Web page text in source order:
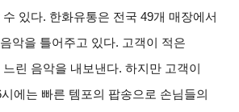
있다. 한화유통은 전국 49개 매장에서
악을 틀어주고 있다. 고객이 적은
린 음악을 내보낸다. 하지만 고객이
에는 빠른 템포의 팝송으로 손님들의